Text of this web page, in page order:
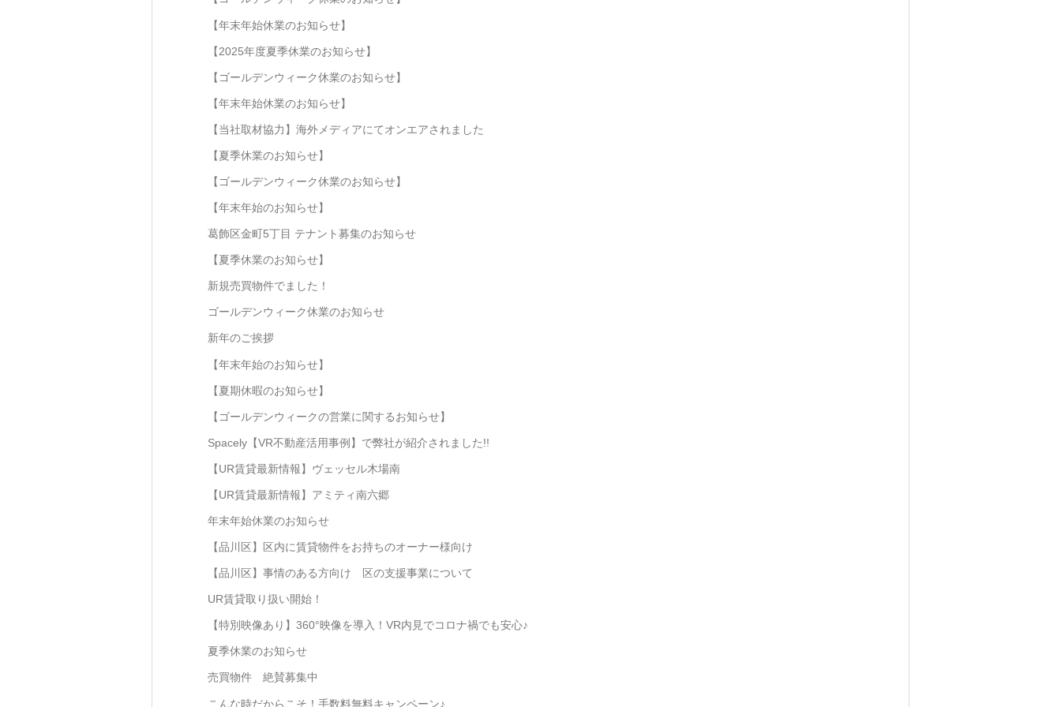
【年末年始休業のお知らせ】
【2025年度夏季休業のお知らせ】
【ゴールデンウィーク休業のお知らせ】
【年末年始休業のお知らせ】
【当社取材協力】海外メディアにてオンエアされました
【夏季休業のお知らせ】
【ゴールデンウィーク休業のお知らせ】
【年末年始のお知らせ】
葛飾区金町5丁目 テナント募集のお知らせ
【夏季休業のお知らせ】
新規売買物件でました！
ゴールデンウィーク休業のお知らせ
新年のご挨拶
【年末年始のお知らせ】
【夏期休暇のお知らせ】
【ゴールデンウィークの営業に関するお知らせ】
Spacely【VR不動産活用事例】で弊社が紹介されました!!
【UR賃貸最新情報】ヴェッセル木場南
【UR賃貸最新情報】アミティ南六郷
年末年始休業のお知らせ
【品川区】区内に賃貸物件をお持ちのオーナー様向け
【品川区】事情のある方向け 区の支援事業について
UR賃貸取り扱い開始！
【特別映像あり】360°映像を導入！VR内見でコロナ禍でも安心♪
夏季休業のお知らせ
売買物件 絶賛募集中
こんな時だからこそ！手数料無料キャンペーン♪